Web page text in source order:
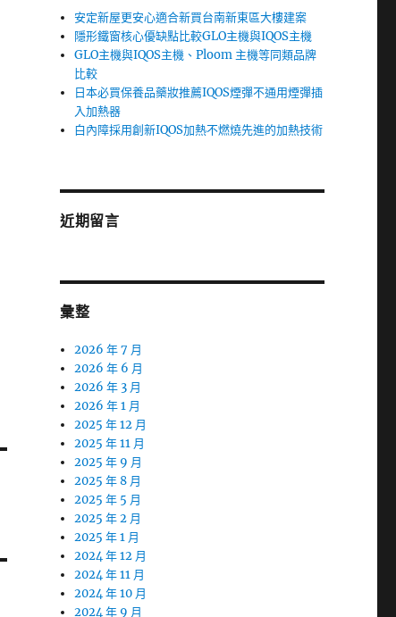
安定新屋更安心適合新買台南新東區大樓建案
隱形鐵窗核心優缺點比較GLO主機與IQOS主機
GLO主機與IQOS主機、Ploom 主機等同類品牌
比較
日本必買保養品藥妝推薦IQOS煙彈不通用煙彈插
入加熱器
白內障採用創新IQOS加熱不燃燒先進的加熱技術
近期留言
彙整
2026 年 7 月
2026 年 6 月
2026 年 3 月
2026 年 1 月
2025 年 12 月
2025 年 11 月
2025 年 9 月
2025 年 8 月
2025 年 5 月
2025 年 2 月
2025 年 1 月
2024 年 12 月
2024 年 11 月
2024 年 10 月
2024 年 9 月